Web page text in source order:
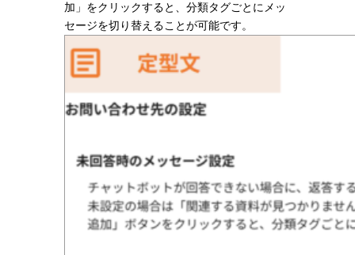
加」をクリックすると、分類タグごとにメッ
セージを切り替えることが可能です。